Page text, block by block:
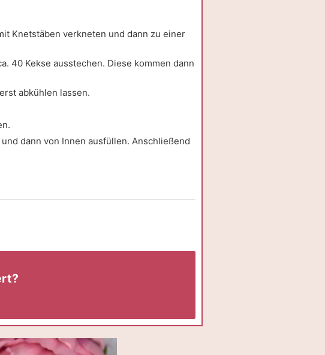
Knetstäben verkneten und dann zu einer
40 Kekse ausstechen. Diese kommen dann
abkühlen lassen.
dann von Innen ausfüllen. Anschließend